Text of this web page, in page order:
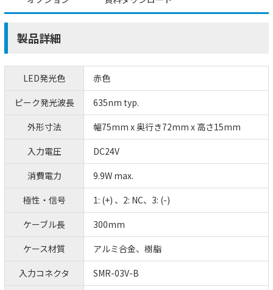
製品詳細
LED発光色
赤色
ピーク発光波長
635nm typ.
外形寸法
幅75mm x 奥行き72mm x 高さ15mm
入力電圧
DC24V
消費電力
9.9W max.
極性・信号
1: (+) 、2: NC、3: (-)
ケーブル長
300mm
ケース材質
アルミ合金、樹脂
入力コネクタ
SMR-03V-B